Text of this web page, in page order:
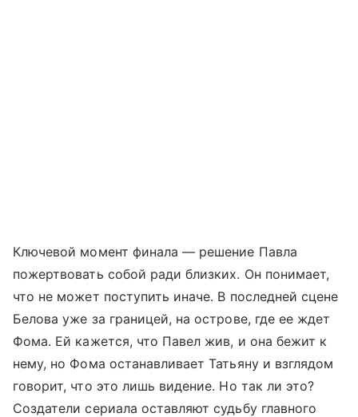
Ключевой момент финала — решение Павла
пожертвовать собой ради близких. Он понимает,
что не может поступить иначе. В последней сцене
Белова уже за границей, на острове, где ее ждет
Фома. Ей кажется, что Павел жив, и она бежит к
нему, но Фома останавливает Татьяну и взглядом
говорит, что это лишь видение. Но так ли это?
Создатели сериала оставляют судьбу главного